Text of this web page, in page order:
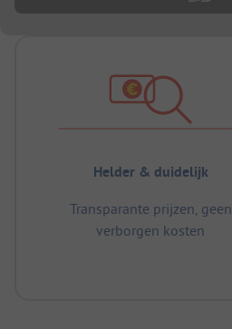
Helder & duidelijk
Transparante prijzen, geen
verborgen kosten